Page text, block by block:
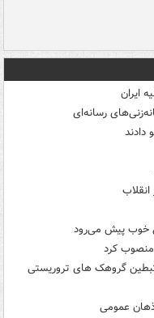
ایران
رسانه‌ای
دادند
خوب پیش می‌رود
منصوب کرد